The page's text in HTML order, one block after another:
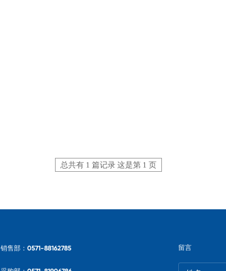
总共有 1 篇记录 这是第 1 页
销售部：0571-88162785 留言